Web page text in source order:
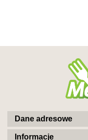
Dane adresowe
Informacje